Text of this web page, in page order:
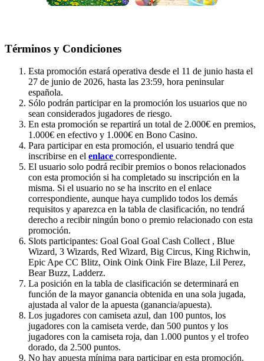
Términos y Condiciones
Esta promoción estará operativa desde el 11 de junio hasta el
27 de junio de 2026, hasta las 23:59, hora peninsular
española.
Sólo podrán participar en la promoción los usuarios que no
sean considerados jugadores de riesgo.
En esta promoción se repartirá un total de 2.000€ en premios,
1.000€ en efectivo y 1.000€ en Bono Casino.
Para participar en esta promoción, el usuario tendrá que
inscribirse en el enlace correspondiente.
El usuario solo podrá recibir premios o bonos relacionados
con esta promoción si ha completado su inscripción en la
misma. Si el usuario no se ha inscrito en el enlace
correspondiente, aunque haya cumplido todos los demás
requisitos y aparezca en la tabla de clasificación, no tendrá
derecho a recibir ningún bono o premio relacionado con esta
promoción.
Slots participantes: Goal Goal Goal Cash Collect , Blue
Wizard, 3 Wizards, Red Wizard, Big Circus, King Richwin,
Epic Ape CC Blitz, Oink Oink Oink Fire Blaze, Lil Perez,
Bear Buzz​, Ladderz.
La posición en la tabla de clasificación se determinará en
función de la mayor ganancia obtenida en una sola jugada,
ajustada al valor de la apuesta (ganancia/apuesta).
Los jugadores con camiseta azul, dan 100 puntos, los
jugadores con la camiseta verde, dan 500 puntos y los
jugadores con la camiseta roja, dan 1.000 puntos y el trofeo
dorado, da 2.500 puntos.
No hay apuesta mínima para participar en esta promoción.